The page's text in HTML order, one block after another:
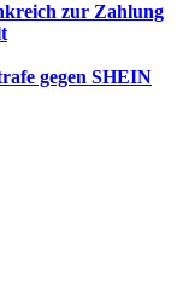
zur Zahlung
gegen SHEIN